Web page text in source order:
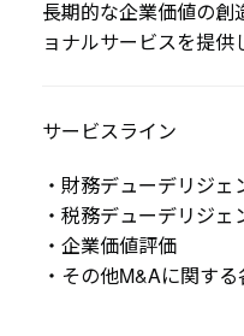
長期的な企業価値の創
ョナルサービスを提供
サービスライン
・財務デューデリジェ
・税務デューデリジェ
・企業価値評価
・その他M&Aに関す